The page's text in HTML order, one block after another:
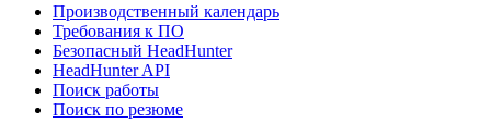
Производственный календарь
Требования к ПО
Безопасный HeadHunter
HeadHunter API
Поиск работы
Поиск по резюме